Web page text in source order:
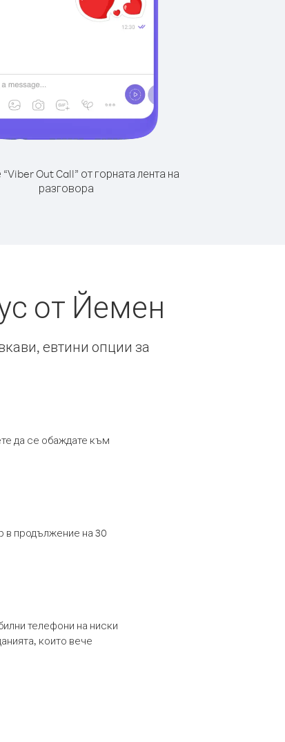
Out Call” от горната лента на
разговора
от Йемен
евтини опции за
да се обаждате към
в продължение на 30
телефони на ниски
които вече